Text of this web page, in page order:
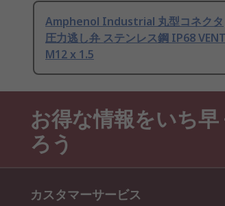
Amphenol Industrial 丸型コネクタ
圧力逃し弁 ステンレス鋼 IP68 VENT
M12 x 1.5
お得な情報をいち
ろう
カスタマーサービス